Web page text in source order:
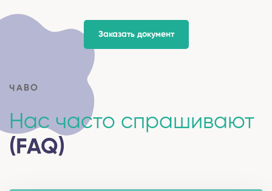
Заказать документ
ЧАВО
Нас часто спрашивают
(FAQ)